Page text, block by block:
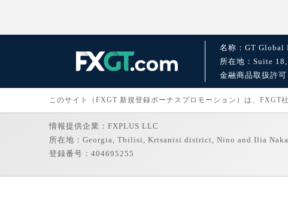
名称：GT Global
所在地：Suite
金融商品取扱許
このサイト（FXGT 新規登録ボーナスプロモーション）は、FXGT
情報提供企業：FXPLUS LLC
所在地：Georgia, Tbilisi, Krtsanisi district, Nino and Ilia
登録番号：404695255